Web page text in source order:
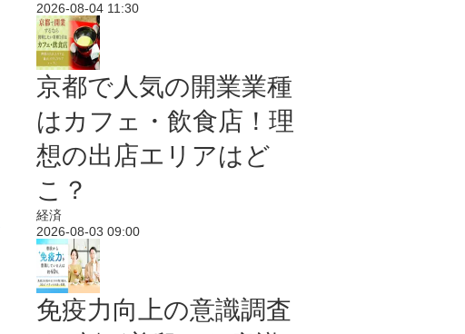
2026-08-04 11:30
京都で人気の開業業種
はカフェ・飲食店！理
想の出店エリアはど
こ？
経済
2026-08-03 09:00
免疫力向上の意識調査